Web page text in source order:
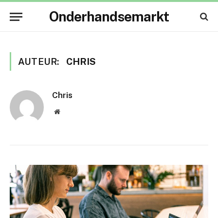
Onderhandsemarkt
AUTEUR: CHRIS
Chris
Website